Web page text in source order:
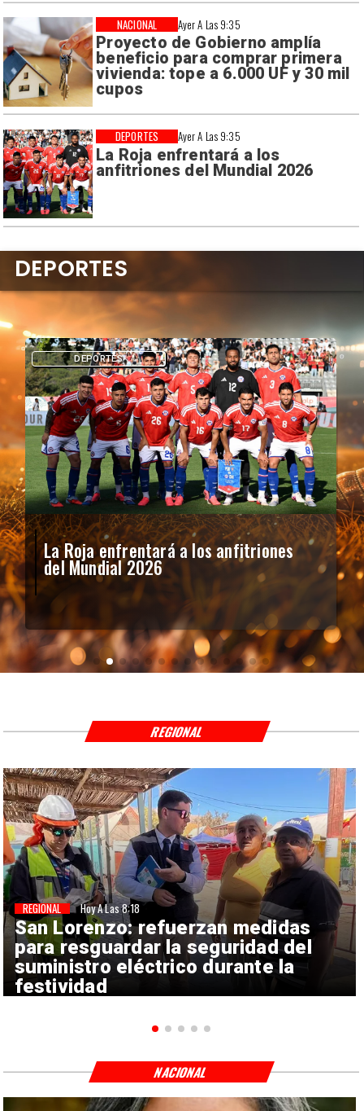
Ayer A Las 9:35
Proyecto de Gobierno amplía
beneficio para comprar primera
vivienda: tope a 6.000 UF y 30 mil
cupos
NACIONAL
Ayer A Las 9:35
La Roja enfrentará a los
anfitriones del Mundial 2026
DEPORTES
La Roja enfrentará a los anfitriones
del Mundial 2026
DEPORTES
DEPORTES
San Lorenzo: refuerzan medidas
para resguardar la seguridad del
suministro eléctrico durante la
festividad
REGIONAL Hoy A Las 8:18
REGIONAL
NACIONAL